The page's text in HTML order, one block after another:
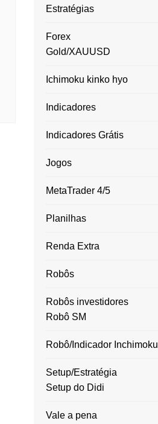
Estratégias
Forex
Gold/XAUUSD
Ichimoku kinko hyo
Indicadores
Indicadores Grátis
Jogos
MetaTrader 4/5
Planilhas
Renda Extra
Robôs
Robôs investidores
Robô SM
Robô/Indicador Inchimoku
Setup/Estratégia
Setup do Didi
Vale a pena